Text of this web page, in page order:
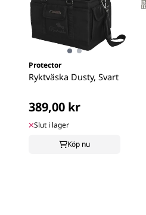
Protector
Ryktväska Dusty, Svart
389,00 kr
Slut i lager
Köp nu